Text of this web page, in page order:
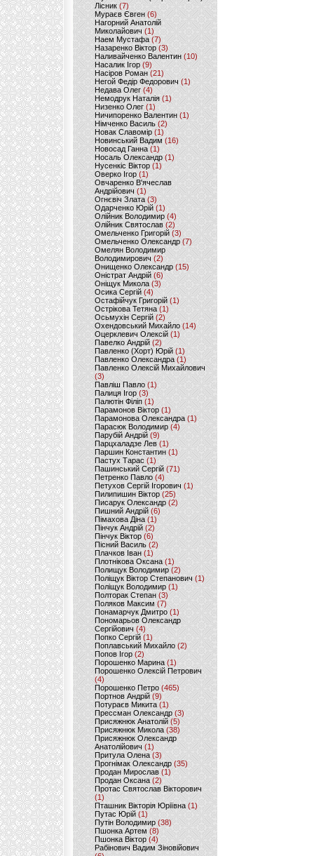
Лісник (7)
Мураєв Євген(6)
Нагорний Анатолій
Миколайович (1)
Наем Мустафа (7)
Назаренко Віктор (3)
Наливайченко Валентин (10)
Насалик Ігор(9)
Насіров Роман (21)
Негой Федір Федорович(1)
Недава Олег(4)
Немодрук Наталія(1)
Низенко Олег (1)
Ничипоренко Валентин (1)
Німченко Василь (2)
Новак Славомір (1)
Новинський Вадим (16)
Новосад Ганна (1)
Носаль Олександр (1)
Нусенкіс Віктор (1)
Оверко Ігор (1)
Овчаренко В'ячеслав
Андрійович(1)
Огнєвіч Злата (3)
Одарченко Юрій(1)
Олійник Володимир (4)
Олійник Святослав (2)
Омельченко Григорій (3)
Омельченко Олександр(7)
Омелян Володимир
Володимирович (2)
Онищенко Олександр (15)
Оністрат Андрій (6)
Оніщук Микола (3)
Осика Сергій(4)
Остафійчук Григорій(1)
Острікова Тетяна (1)
Осьмухін Сергій (2)
Охендовський Михайло (14)
Оцерклевич Олексій (1)
Павелко Андрій (2)
Павленко (Хорт) Юрій (1)
Павленко Олександра (1)
Павленко Олексій Михайлович
(3)
Павліш Павло(1)
Палиця Ігор (3)
Палютін Філіп(1)
Парамонов Віктор (1)
Парамонова Олександра(1)
Парасюк Володимир(4)
Парубій Андрій (9)
Парцхаладзе Лев (1)
Паршин Константин(1)
Пастух Тарас (1)
Пашинський Сергій (71)
Петренко Павло (4)
Петухов Сергій Ігорович (1)
Пилипишин Віктор(25)
Писарук Олександр(2)
Пишний Андрій (6)
Пімахова Діна(1)
Пінчук Андрій(2)
Пінчук Віктор (6)
Пісний Василь (2)
Плачков Іван(1)
Плотнікова Оксана (1)
Полищук Володимир(2)
Поліщук Віктор Степанович(1)
Поліщук Володимир (1)
Полторак Степан(3)
Поляков Максим (7)
Понамарчук Дмитро (1)
Пономарьов Олександр
Сергійович(4)
Попко Сергій (1)
Поплавський Михайло (2)
Попов Ігор(2)
Порошенко Марина (1)
Порошенко Олексій Петрович
(4)
Порошенко Петро (465)
Портнов Андрій (9)
Потураєв Микита(1)
Прессман Олександр(3)
Присяжнюк Анатолій (5)
Присяжнюк Микола (38)
Присяжнюк Олександр
Анатолійович (1)
Притула Олена (3)
Прогнімак Олександр(35)
Продан Мирослав(1)
Продан Оксана (2)
Протас Святослав Вікторович
(1)
Пташник Вікторія Юріївна (1)
Путас Юрій (1)
Путін Володимир(38)
Пшонка Артем (8)
Пшонка Віктор(4)
Рабінович Вадим Зіновійович